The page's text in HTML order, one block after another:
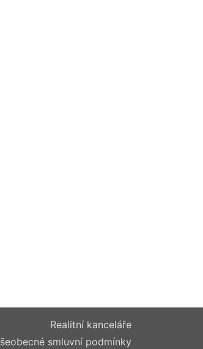
Realitní kanceláře
smluvní podmínky